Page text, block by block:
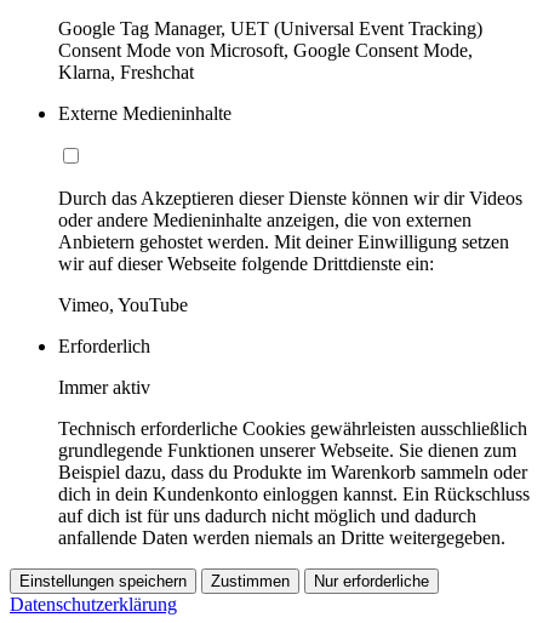
Google Tag Manager, UET (Universal Event Tracking)
Consent Mode von Microsoft, Google Consent Mode,
Klarna, Freshchat
Externe Medieninhalte
Durch das Akzeptieren dieser Dienste können wir dir Videos
oder andere Medieninhalte anzeigen, die von externen
Anbietern gehostet werden. Mit deiner Einwilligung setzen
wir auf dieser Webseite folgende Drittdienste ein:
Vimeo, YouTube
Erforderlich
Immer aktiv
Technisch erforderliche Cookies gewährleisten ausschließlich
grundlegende Funktionen unserer Webseite. Sie dienen zum
Beispiel dazu, dass du Produkte im Warenkorb sammeln oder
dich in dein Kundenkonto einloggen kannst. Ein Rückschluss
auf dich ist für uns dadurch nicht möglich und dadurch
anfallende Daten werden niemals an Dritte weitergegeben.
Einstellungen speichern Zustimmen Nur erforderliche
Datenschutzerklärung